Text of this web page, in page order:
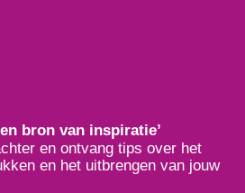
bron van inspiratie’
en ontvang tips over het
en het uitbrengen van jouw